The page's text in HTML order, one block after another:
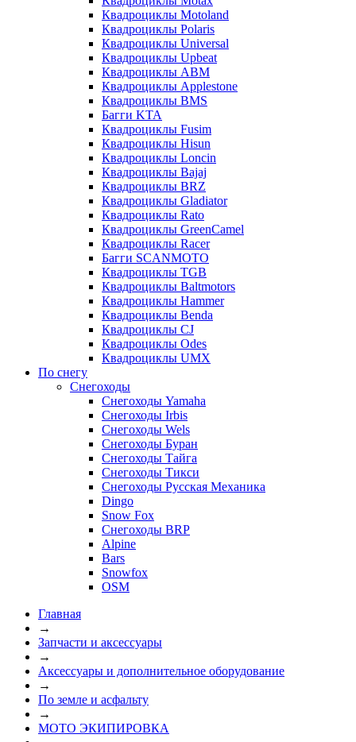
Квадроциклы Motoland
Квадроциклы Polaris
Квадроциклы Universal
Квадроциклы Upbeat
Квадроциклы ABM
Квадроциклы Applestone
Квадроциклы BMS
Багги KTA
Квадроциклы Fusim
Квадроциклы Hisun
Квадроциклы Loncin
Квадроциклы Bajaj
Квадроциклы BRZ
Квадроциклы Gladiator
Квадроциклы Rato
Квадроциклы GreenCamel
Квадроциклы Racer
Багги SCANMOTO
Квадроциклы TGB
Квадроциклы Baltmotors
Квадроциклы Hammer
Квадроциклы Benda
Квадроциклы CJ
Квадроциклы Odes
Квадроциклы UMX
По снегу
Снегоходы
Снегоходы Yamaha
Снегоходы Irbis
Снегоходы Wels
Снегоходы Буран
Снегоходы Тайга
Снегоходы Тикси
Снегоходы Русская Механика
Dingo
Snow Fox
Снегоходы BRP
Alpine
Bars
Snowfox
OSM
Главная
→
Запчасти и аксессуары
→
Аксессуары и дополнительное оборудование
→
По земле и асфальту
→
МОТО ЭКИПИРОВКА